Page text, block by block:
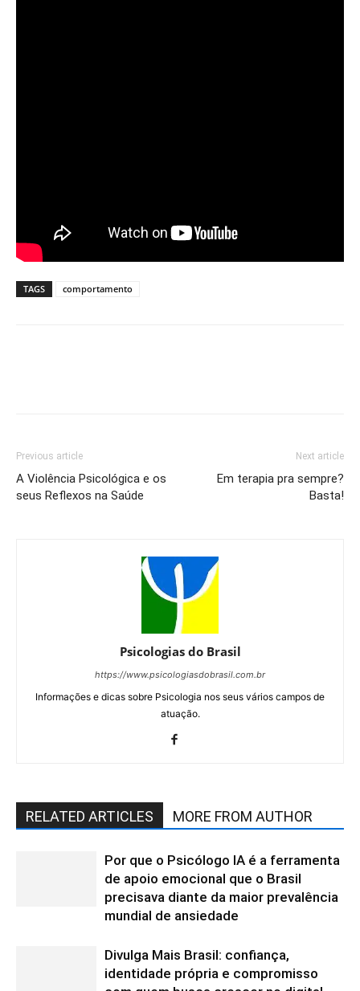
TAGS comportamento
Previous article
A Violência Psicológica e os
seus Reflexos na Saúde
Next article
Em terapia pra sempre?
Basta!
Psicologias do Brasil
https://www.psicologiasdobrasil.com.br
Informações e dicas sobre Psicologia nos seus vários campos de
atuação.
RELATED ARTICLES MORE FROM AUTHOR
Por que o Psicólogo IA é a ferramenta
de apoio emocional que o Brasil
precisava diante da maior prevalência
mundial de ansiedade
Divulga Mais Brasil: confiança,
identidade própria e compromisso